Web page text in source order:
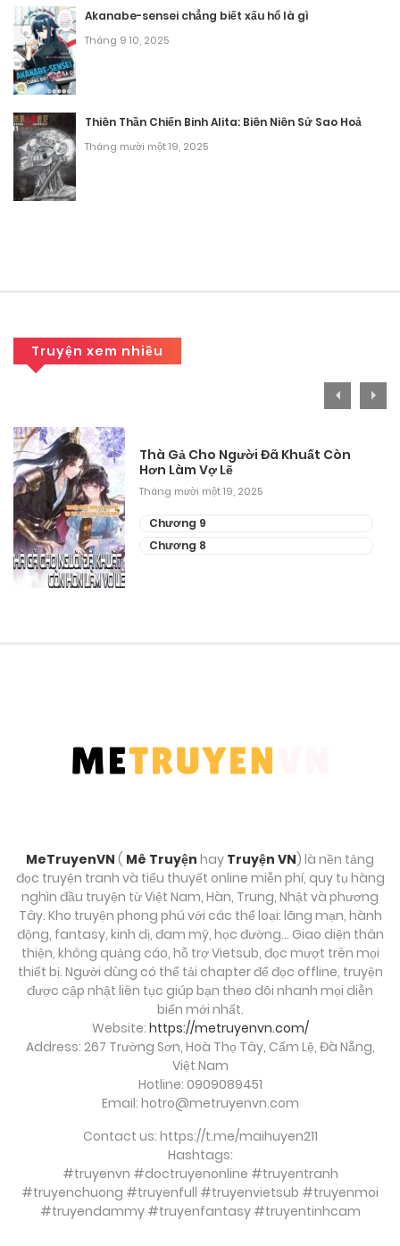
Chương 84
Tháng mười một 10, 2025
Chương 83
Tháng mười một 10, 2025
Chương 82
Tháng mười một 10, 2025
Tháng mười một 10, 2025
Chương 79
Chương 78
Tháng mười một 10, 2025
Chương 77
Tháng mười một 10, 2025
Chương 74
Tháng mười một 10, 2025
Chương 72
Tháng mười một 10, 2025
Chương 71
Tháng mười một 10, 2025
Tháng mười một 10, 2025
Chương 68
Tháng mười một 10, 2025
Akanabe-sensei chẳng biết xấu hổ là gì
Tháng 9 10, 2025
Thiên Thần Chiến Binh Alita: Biên Niên Sử Sao Hoả
Tháng mười một 19, 2025
Truyện xem nhiều
Thà Gả Cho Người Đã Khuất Còn
Hơn Làm Vợ Lẽ
Tháng mười một 19, 2025
Chương 9
Chương 8
MeTruyenVN ( Mê Truyện hay Truyện VN) là nền tảng
đọc truyện tranh và tiểu thuyết online miễn phí, quy tụ hàng
nghìn đầu truyện từ Việt Nam, Hàn, Trung, Nhật và phương
Tây. Kho truyện phong phú với các thể loại: lãng mạn, hành
động, fantasy, kinh dị, đam mỹ, học đường… Giao diện thân
thiện, không quảng cáo, hỗ trợ Vietsub, đọc mượt trên mọi
thiết bị. Người dùng có thể tải chapter để đọc offline, truyện
được cập nhật liên tục giúp bạn theo dõi nhanh mọi diễn
biến mới nhất.
Website: https://metruyenvn.com/
Address: 267 Trường Sơn, Hoà Thọ Tây, Cẩm Lệ, Đà Nẵng,
Việt Nam
Hotline: 0909089451
Email: hotro@metruyenvn.com
Contact us: https://t.me/maihuyen211
Hashtags:
#truyenvn #doctruyenonline #truyentranh
#truyenchuong #truyenfull #truyenvietsub #truyenmoi
#truyendammy #truyenfantasy #truyentinhcam